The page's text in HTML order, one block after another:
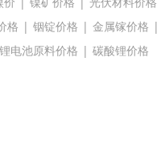
格 | 铟锭价格 | 金属镓价格 |
锂电池原料价格 | 碳酸锂价格